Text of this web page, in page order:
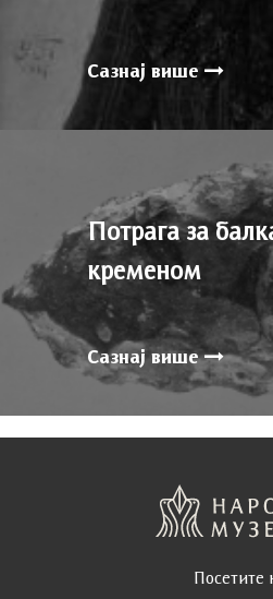
Сазнај више
Потрага за
кременом
Сазнај више
Посетите